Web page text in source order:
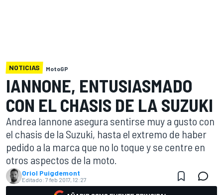
NOTICIAS MotoGP
IANNONE, ENTUSIASMADO
CON EL CHASIS DE LA SUZUKI
Andrea Iannone asegura sentirse muy a gusto con
el chasis de la Suzuki, hasta el extremo de haber
pedido a la marca que no lo toque y se centre en
otros aspectos de la moto.
Oriol Puigdemont
Editado: 7 feb 2017, 12:27